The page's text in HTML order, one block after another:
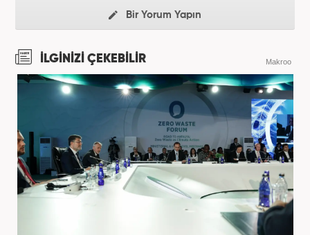
Bir Yorum Yapın
İLGİNİZİ ÇEKEBİLİR Makroo